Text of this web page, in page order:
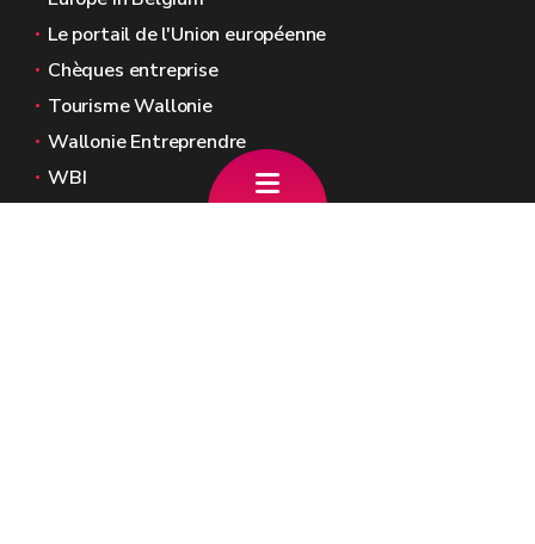
Le portail de l'Union européenne
Chèques entreprise
Tourisme Wallonie
Wallonie Entreprendre
WBI